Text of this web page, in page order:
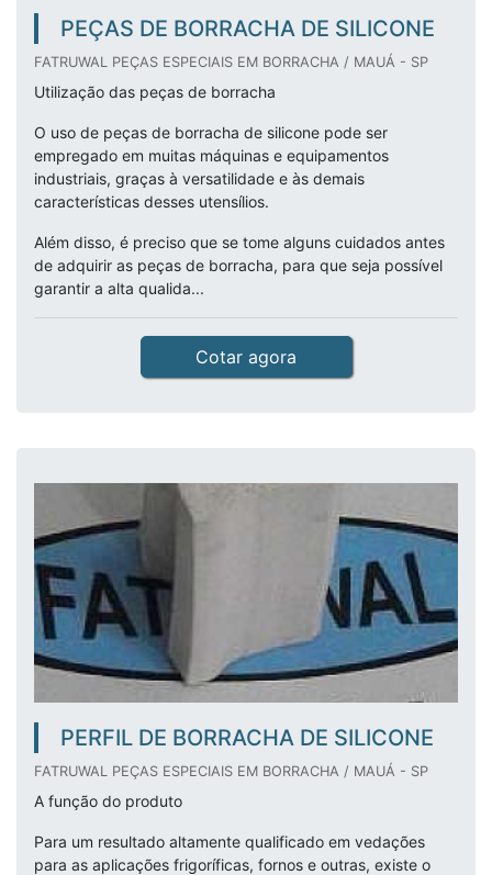
PEÇAS DE BORRACHA DE SILICONE
FATRUWAL PEÇAS ESPECIAIS EM BORRACHA / MAUÁ - SP
Utilização das peças de borracha
O uso de peças de borracha de silicone pode ser
empregado em muitas máquinas e equipamentos
industriais, graças à versatilidade e às demais
características desses utensílios.
Além disso, é preciso que se tome alguns cuidados antes
de adquirir as peças de borracha, para que seja possível
garantir a alta qualida...
Cotar agora
PERFIL DE BORRACHA DE SILICONE
FATRUWAL PEÇAS ESPECIAIS EM BORRACHA / MAUÁ - SP
A função do produto
Para um resultado altamente qualificado em vedações
para as aplicações frigoríficas, fornos e outras, existe o